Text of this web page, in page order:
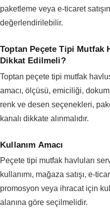
paketleme veya e-ticaret
değerlendirilebilir.
Toptan Peçete Tipi Mutfak
Dikkat Edilmeli?
Toptan peçete tipi mutfak
amacı, ölçüsü, emiciliği,
renk ve desen seçenekleri,
kanalı dikkate alınmalıdır.
Kullanım Amacı
Peçete tipi mutfak havluları
kullanımı, mağaza satışı, e-
promosyon veya ihracat için
alanına göre seçilmelidir.